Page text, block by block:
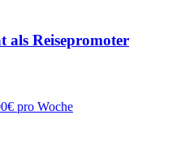
als Reisepromoter
pro Woche